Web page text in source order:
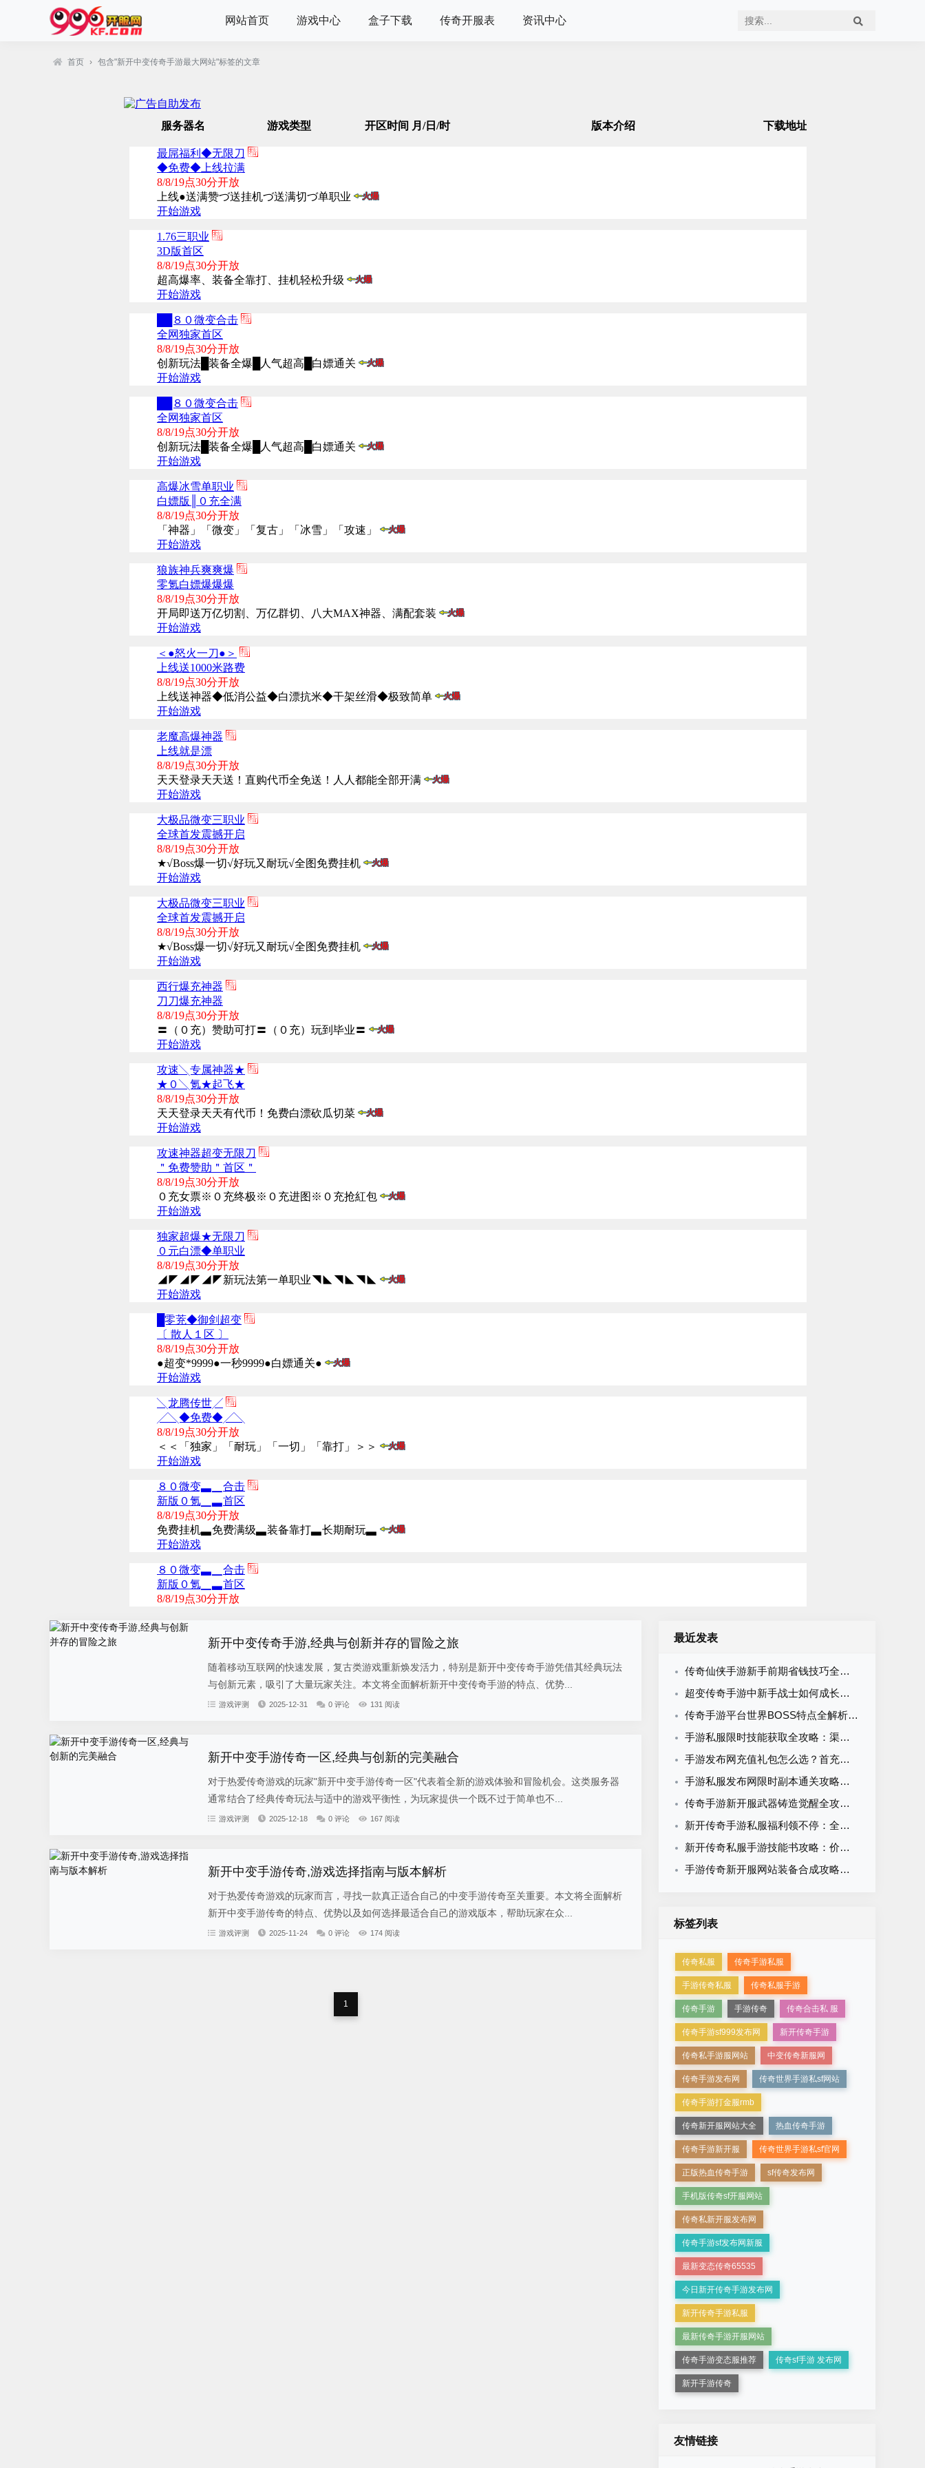
网站首页 游戏中心 盒子下载 传奇开服表 资讯中心
首页 › 包含"新开中变传奇手游最大网站"标签的文章
新开中变传奇手游,经典与创新并存的冒险之旅
随着移动互联网的快速发展，复古类游戏重新焕发活力，特别是新开中变传奇手游凭借其经典玩法
与创新元素，吸引了大量玩家关注。本文将全面解析新开中变传奇手游的特点、优势...
游戏评测 2025-12-31 0 评论 131 阅读
新开中变手游传奇一区,经典与创新的完美融合
对于热爱传奇游戏的玩家"新开中变手游传奇一区"代表着全新的游戏体验和冒险机会。这类服务器
通常结合了经典传奇玩法与适中的游戏平衡性，为玩家提供一个既不过于简单也不...
游戏评测 2025-12-18 0 评论 167 阅读
新开中变手游传奇,游戏选择指南与版本解析
对于热爱传奇游戏的玩家而言，寻找一款真正适合自己的中变手游传奇至关重要。本文将全面解析
新开中变手游传奇的特点、优势以及如何选择最适合自己的游戏版本，帮助玩家在众...
游戏评测 2025-11-24 0 评论 174 阅读
1
最近发表
传奇仙侠手游新手前期省钱技巧全攻略：零氪微氪资源规划与消费避坑指南
超变传奇手游中新手战士如何成长：从一刀被秒到全服霸主的进阶路线
传奇手游平台世界BOSS特点全解析：刷新机制与击杀策略
手游私服限时技能获取全攻略：渠道周期与材料准备指南
手游发布网充值礼包怎么选？首充月卡累充限时礼包性价比全解析
手游私服发布网限时副本通关攻略：时间分配与效率打法全解析
传奇手游新开服武器铸造觉醒全攻略：从入门到神兵的系统养成指南
新开传奇手游私服福利领不停：全类型福利拆解与最大化领取攻略
新开传奇私服手游技能书攻略：价值评估、获取途径与职业优先级
手游传奇新开服网站装备合成攻略：材料大全与成功率提升技巧
标签列表
传奇私服 传奇手游私服
手游传奇私服 传奇私服手游
传奇手游 手游传奇 传奇合击私 服
传奇手游sf999发布网 新开传奇手游
传奇私手游服网站 中变传奇新服网
传奇手游发布网 传奇世界手游私sf网站
传奇手游打金服rmb
传奇新开服网站大全 热血传奇手游
传奇手游新开服 传奇世界手游私sf官网
正版热血传奇手游 sf传奇发布网
手机版传奇sf开服网站
传奇私新开服发布网
传奇手游sf发布网新服
最新变态传奇65535
今日新开传奇手游发布网
新开传奇手游私服
最新传奇手游开服网站
传奇手游变态服推荐 传奇sf手游 发布网
新开手游传奇
友情链接